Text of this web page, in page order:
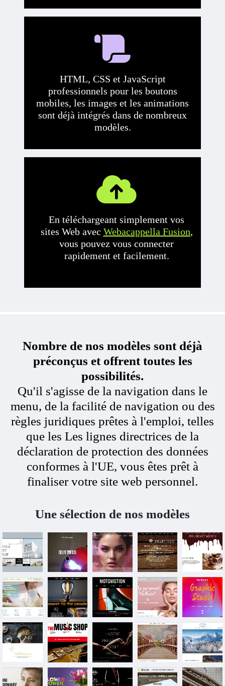
HTML, CSS et JavaScript
professionnels pour les boutons
mobiles, les images et les animations
sont déjà intégrés dans de nombreux
modèles.
En téléchargeant simplement vos
sites Web avec Webacappella Fusion,
vous pouvez vous connecter
rapidement et facilement.
Nombre de nos modèles sont déjà
préconçus et offrent toutes les
possibilités.
Qu'il s'agisse de la navigation dans le
menu, de la facilité de navigation ou des
règles juridiques prêtes à l'emploi, telles
que les Les lignes directrices de la
déclaration de protection des données
conformes à l'UE, vous êtes prêt à
finaliser votre site web personnel.
Une sélection de nos modèles